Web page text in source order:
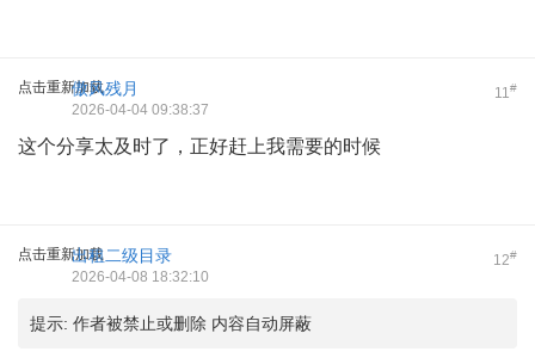
点击重新加载 11#
傲风残月
2026-04-04 09:38:37
这个分享太及时了，正好赶上我需要的时候
点击重新加载 12#
出租二级目录
2026-04-08 18:32:10
提示: 作者被禁止或删除 内容自动屏蔽